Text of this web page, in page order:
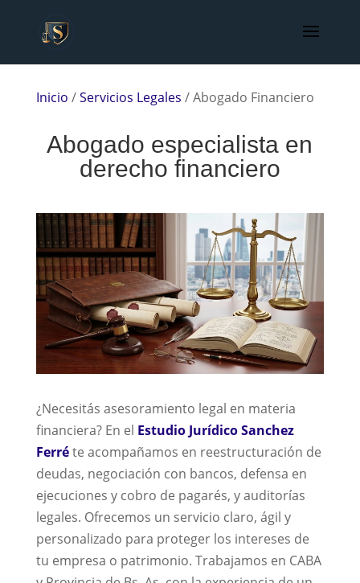
Inicio /Servicios Legales /Abogado Financiero
Abogado especialista en
derecho financiero
¿Necesitás asesoramiento legal en materia
financiera? En el Estudio Jurídico Sanchez
Ferréte acompañamos en reestructuración de
deudas, negociación con bancos, defensa en
ejecuciones y cobro de pagarés, y auditorías
legales. Ofrecemos un servicio claro, ágil y
personalizado para proteger los intereses de
tu empresa o patrimonio. Trabajamos en CABA